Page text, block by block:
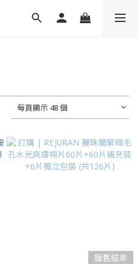
每頁顯示 48 個
販售結束